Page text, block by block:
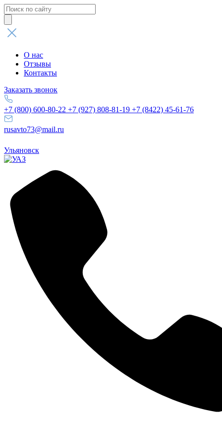
Поиск
товаров
О нас
Отзывы
Контакты
Заказать звонок
+7 (800) 600-80-22 +7 (927) 808-81-19 +7 (8422) 45-61-76
rusavto73@mail.ru
Ульяновск